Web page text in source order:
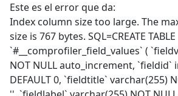
Este es el error que da:
Index column size too large. The
size is 767 bytes. SQL=CREATE TABLE
`#__comprofiler_field_values` (
NOT NULL auto_increment, `fieldid`
DEFAULT 0, `fieldtitle` varchar(255)